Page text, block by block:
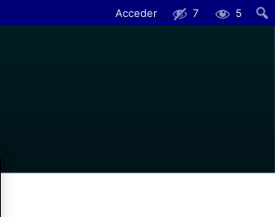
Acceder 7
5